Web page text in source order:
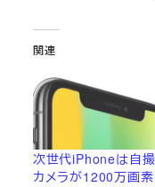
関連
次世代iPhoneは自撮
カメラが1200万画